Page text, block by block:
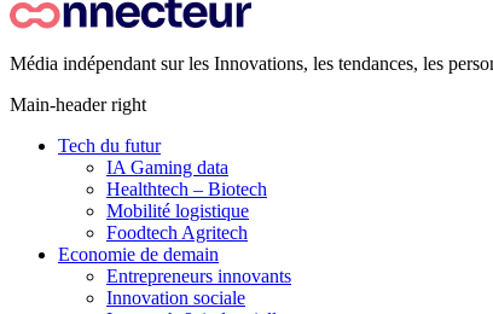
Média indépendant sur les Innovations, les tendances, les
Main-header right
Tech du futur
IA Gaming data
Healthtech – Biotech
Mobilité logistique
Foodtech Agritech
Economie de demain
Entrepreneurs innovants
Innovation sociale